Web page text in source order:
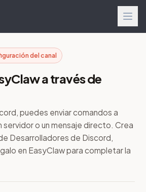
del canal
a través de
puedes enviar comandos a
servidor o un mensaje directo. Crea
Desarrolladores de Discord,
en EasyClaw para completar la